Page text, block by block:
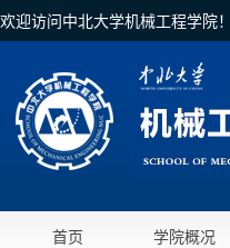
欢迎访问中北大学机械工程学院
首页 学院概况